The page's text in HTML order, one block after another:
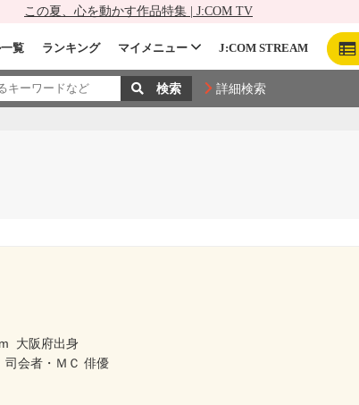
この夏、心を動かす作品特集 | J:COM TV
覧 ランキング マイメニュー J:COM STREAM
詳細検索
大阪府出身
司会者・ＭＣ 俳優